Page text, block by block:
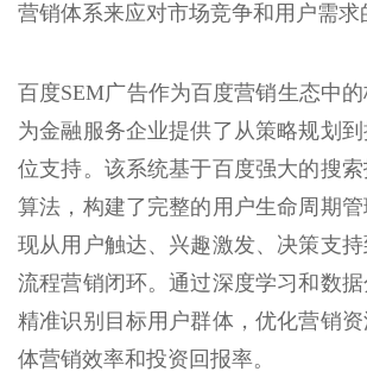
营销体系来应对市场竞争和用户需求
百度SEM广告作为百度营销生态中的
为金融服务企业提供了从策略规划
位支持。该系统基于百度强大的搜
算法，构建了完整的用户生命周期
现从用户触达、兴趣激发、决策支
流程营销闭环。通过深度学习和数
精准识别目标用户群体，优化营销
体营销效率和投资回报率。